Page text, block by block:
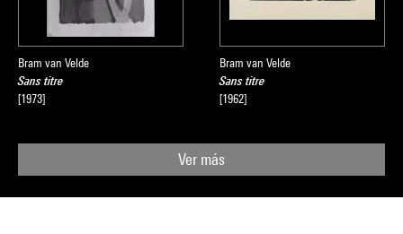
Bram van Velde
Sans titre
[1973]
Bram van Velde
Sans titre
[1962]
Ver más